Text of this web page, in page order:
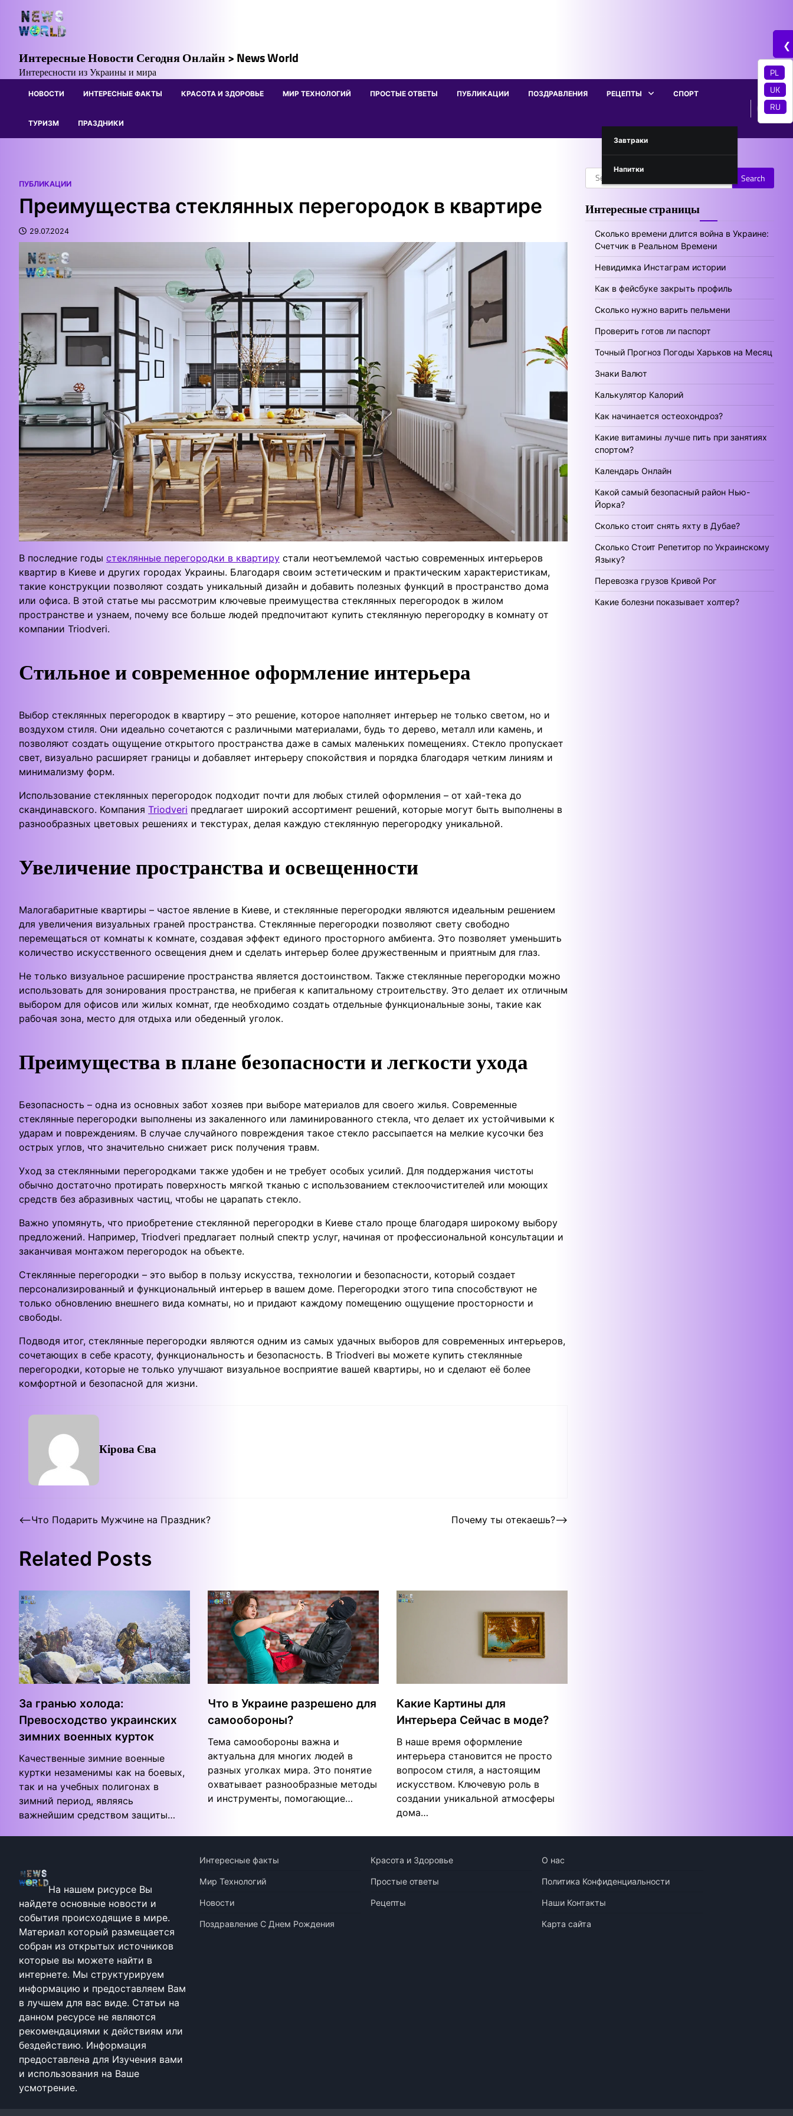
content
Интересные Новости Сегодня Онлайн > News World
Интересности из Украины и мира
НОВОСТИ ИНТЕРЕСНЫЕ ФАКТЫ КРАСОТА И ЗДОРОВЬЕ МИР ТЕХНОЛОГИЙ ПРОСТЫЕ ОТВЕТЫ ПУБЛИКАЦИИ ПОЗДРАВЛЕНИЯ РЕЦЕПТЫ
Завтраки
Напитки
СПОРТ
ТУРИЗМ ПРАЗДНИКИ
ПУБЛИКАЦИИ
Преимущества стеклянных перегородок в квартире
29.07.2024
В последние годы стеклянные перегородки в квартиру стали неотъемлемой частью современных интерьеров
квартир в Киеве и других городах Украины. Благодаря своим эстетическим и практическим характеристикам,
такие конструкции позволяют создать уникальный дизайн и добавить полезных функций в пространство дома
или офиса. В этой статье мы рассмотрим ключевые преимущества стеклянных перегородок в жилом
пространстве и узнаем, почему все больше людей предпочитают купить стеклянную перегородку в комнату от
компании Triodveri.
Стильное и современное оформление интерьера
Выбор стеклянных перегородок в квартиру – это решение, которое наполняет интерьер не только светом, но и
воздухом стиля. Они идеально сочетаются с различными материалами, будь то дерево, металл или камень, и
позволяют создать ощущение открытого пространства даже в самых маленьких помещениях. Стекло пропускает
свет, визуально расширяет границы и добавляет интерьеру спокойствия и порядка благодаря четким линиям и
минимализму форм.
Использование стеклянных перегородок подходит почти для любых стилей оформления – от хай-тека до
скандинавского. Компания Triodveri предлагает широкий ассортимент решений, которые могут быть выполнены в
разнообразных цветовых решениях и текстурах, делая каждую стеклянную перегородку уникальной.
Увеличение пространства и освещенности
Малогабаритные квартиры – частое явление в Киеве, и стеклянные перегородки являются идеальным решением
для увеличения визуальных граней пространства. Стеклянные перегородки позволяют свету свободно
перемещаться от комнаты к комнате, создавая эффект единого просторного амбиента. Это позволяет уменьшить
количество искусственного освещения днем и сделать интерьер более дружественным и приятным для глаз.
Не только визуальное расширение пространства является достоинством. Также стеклянные перегородки можно
использовать для зонирования пространства, не прибегая к капитальному строительству. Это делает их отличным
выбором для офисов или жилых комнат, где необходимо создать отдельные функциональные зоны, такие как
рабочая зона, место для отдыха или обеденный уголок.
Преимущества в плане безопасности и легкости ухода
Безопасность – одна из основных забот хозяев при выборе материалов для своего жилья. Современные
стеклянные перегородки выполнены из закаленного или ламинированного стекла, что делает их устойчивыми к
ударам и повреждениям. В случае случайного повреждения такое стекло рассыпается на мелкие кусочки без
острых углов, что значительно снижает риск получения травм.
Уход за стеклянными перегородками также удобен и не требует особых усилий. Для поддержания чистоты
обычно достаточно протирать поверхность мягкой тканью с использованием стеклоочистителей или моющих
средств без абразивных частиц, чтобы не царапать стекло.
Важно упомянуть, что приобретение стеклянной перегородки в Киеве стало проще благодаря широкому выбору
предложений. Например, Triodveri предлагает полный спектр услуг, начиная от профессиональной консультации и
заканчивая монтажом перегородок на объекте.
Стеклянные перегородки – это выбор в пользу искусства, технологии и безопасности, который создает
персонализированный и функциональный интерьер в вашем доме. Перегородки этого типа способствуют не
только обновлению внешнего вида комнаты, но и придают каждому помещению ощущение просторности и
свободы.
Подводя итог, стеклянные перегородки являются одним из самых удачных выборов для современных интерьеров,
сочетающих в себе красоту, функциональность и безопасность. В Triodveri вы можете купить стеклянные
перегородки, которые не только улучшают визуальное восприятие вашей квартиры, но и сделают её более
комфортной и безопасной для жизни.
Кірова Єва
Post
⟵Что Подарить Мужчине на Праздник? Почему ты отекаешь?⟶
Related Posts
За гранью холода:
Превосходство украинских
зимних военных курток
Качественные зимние военные
куртки незаменимы как на боевых,
так и на учебных полигонах в
зимний период, являясь
важнейшим средством защиты…
Что в Украине разрешено для
самообороны?
Тема самообороны важна и
актуальна для многих людей в
разных уголках мира. Это понятие
охватывает разнообразные методы
и инструменты, помогающие…
Какие Картины для
Интерьера Сейчас в моде?
В наше время оформление
интерьера становится не просто
вопросом стиля, а настоящим
искусством. Ключевую роль в
создании уникальной атмосферы
дома…
Search
for:
Интересные страницы
Сколько времени длится война в Украине:
Счетчик в Реальном Времени
Невидимка Инстаграм истории
Как в фейсбуке закрыть профиль
Сколько нужно варить пельмени
Проверить готов ли паспорт
Точный Прогноз Погоды Харьков на Месяц
Знаки Валют
Калькулятор Калорий
Как начинается остеохондроз?
Какие витамины лучше пить при занятиях
спортом?
Календарь Онлайн
Какой самый безопасный район Нью-
Йорка?
Сколько стоит снять яхту в Дубае?
Сколько Стоит Репетитор по Украинскому
Языку?
Перевозка грузов Кривой Рог
Какие болезни показывает холтер?
На нашем рисурсе Вы
найдете основные новости и
события происходящие в мире.
Материал который размещается
собран из открытых источников
которые вы можете найти в
интернете. Мы структурируем
информацию и предоставляем Вам
в лучшем для вас виде. Статьи на
данном ресурсе не являются
рекомендациями к действиям или
бездействию. Информация
предоставлена для Изучения вами
и использования на Ваше
усмотрение.
Интересные факты
Мир Технологий
Новости
Поздравление С Днем Рождения
Красота и Здоровье
Простые ответы
Рецепты
О нас
Политика Конфиденциальности
Наши Контакты
Карта сайта
❮
PL
UK
RU